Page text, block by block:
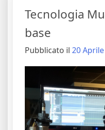
Tecnologia
base
Pubblicato il 20 Aprile